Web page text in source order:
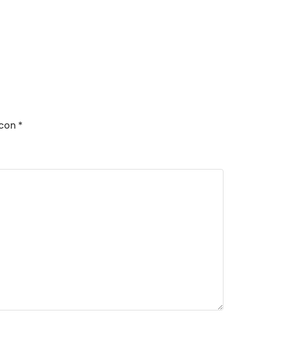
*